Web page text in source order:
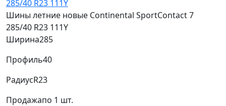
Шины летние новые Continental SportContact 7
285/40 R23 111Y
Ширина285
Профиль40
РадиусR23
Продажапо 1 шт.